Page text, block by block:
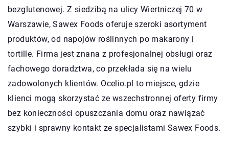
bezglutenowej. Z siedzibą na ulicy Wiertniczej 70 w
Warszawie, Sawex Foods oferuje szeroki asortyment
produktów, od napojów roślinnych po makarony i
tortille. Firma jest znana z profesjonalnej obsługi oraz
fachowego doradztwa, co przekłada się na wielu
zadowolonych klientów. Ocelio.pl to miejsce, gdzie
klienci mogą skorzystać ze wszechstronnej oferty firmy
bez konieczności opuszczania domu oraz nawiązać
szybki i sprawny kontakt ze specjalistami Sawex Foods.